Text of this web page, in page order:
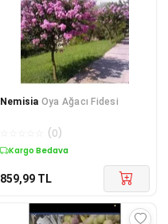
Nemisia Oya Ağacı Fidesi
(0)
Kargo Bedava
859,99 TL